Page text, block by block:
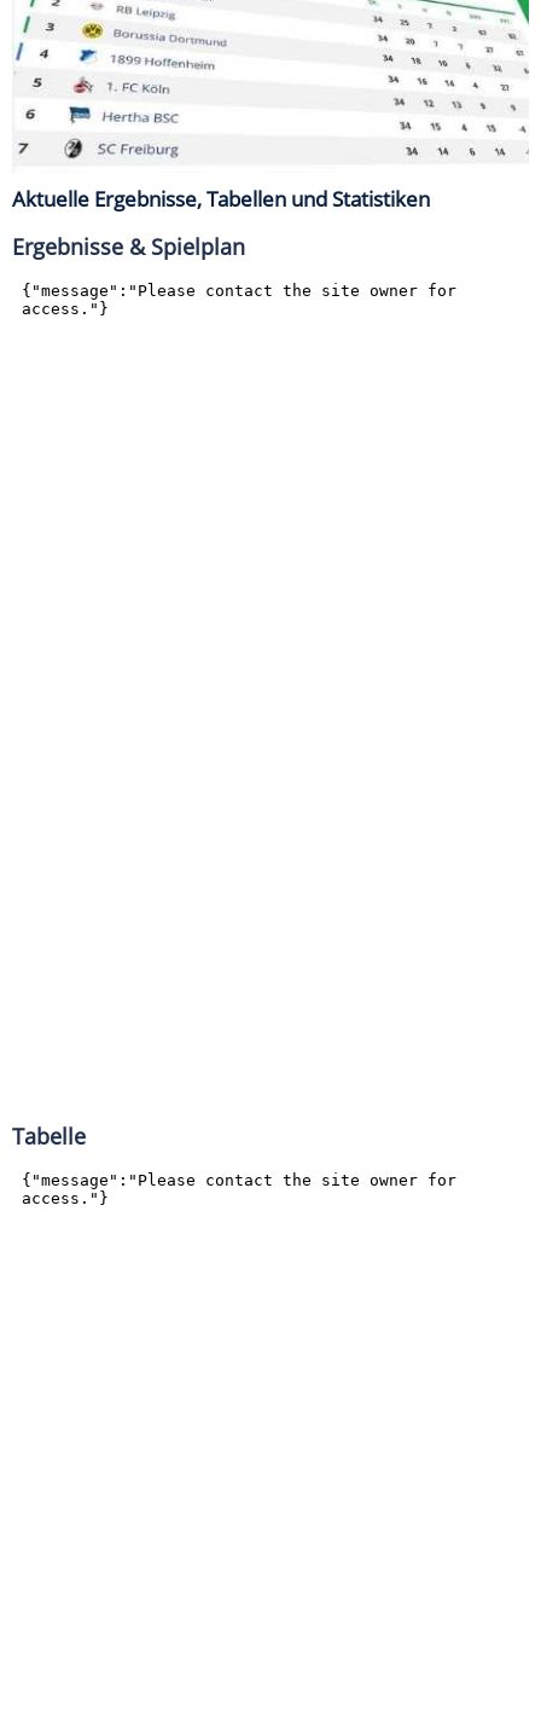
Aktuelle Ergebnisse, Tabellen und Statistiken
Ergebnisse & Spielplan
Tabelle